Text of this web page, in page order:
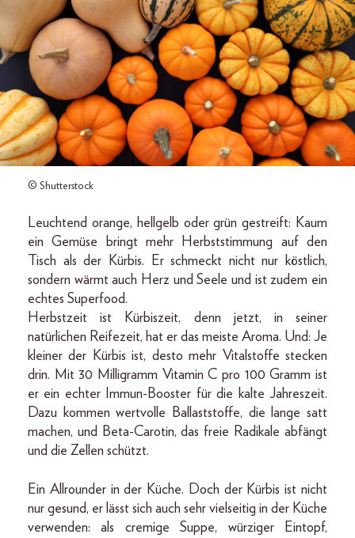
© Shutterstock
Leuchtend orange, hellgelb oder grün gestreift: Kaum
ein Gemüse bringt mehr Herbststimmung auf den
Tisch als der Kürbis. Er schmeckt nicht nur köstlich,
sondern wärmt auch Herz und Seele und ist zudem ein
echtes Superfood.
Herbstzeit ist Kürbiszeit, denn jetzt, in seiner
natürlichen Reifezeit, hat er das meiste Aroma. Und: Je
kleiner der Kürbis ist, desto mehr Vitalstoffe stecken
drin. Mit 30 Milligramm Vitamin C pro 100 Gramm ist
er ein echter Immun-Booster für die kalte Jahreszeit.
Dazu kommen wertvolle Ballaststoffe, die lange satt
machen, und Beta-Carotin, das freie Radikale abfängt
und die Zellen schützt.
Ein Allrounder in der Küche. Doch der Kürbis ist nicht
nur gesund, er lässt sich auch sehr vielseitig in der Küche
verwenden: als cremige Suppe, würziger Eintopf,